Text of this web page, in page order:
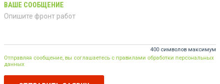
ВАШЕ СООБЩЕНИЕ
400 символов максимум
Отправляя сообщение, вы соглашаетесь с правилами обработки персональных
данных